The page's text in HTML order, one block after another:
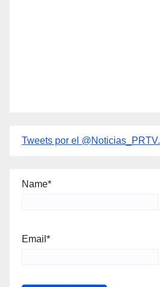
Tweets por el @Noticias_PRTV.
Name*
Email*